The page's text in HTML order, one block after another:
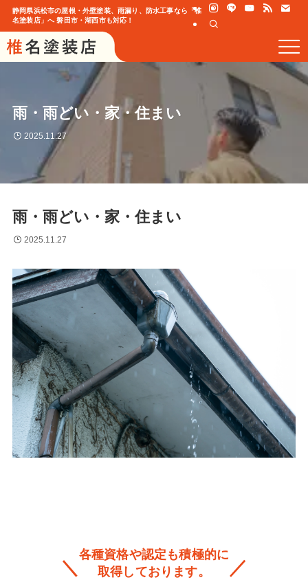
静岡県浜松市の屋根・外壁塗装、雨漏り、防水工事なら「椎
名塗装店」へ 磐田市・湖西市も対応！
雨・雨どい・家・住まい
2025.11.27
雨・雨どい・家・住まい
2025.11.27
各種資格や認定も積極的に
取得しております。